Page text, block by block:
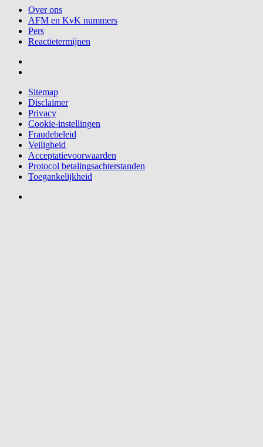
Over ons
AFM en KvK nummers
Pers
Reactietermijnen
Sitemap
Disclaimer
Privacy
Cookie-instellingen
Fraudebeleid
Veiligheid
Acceptatievoorwaarden
Protocol betalingsachterstanden
Toegankelijkheid